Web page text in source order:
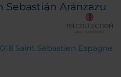
Sebastián Aránzazu
Saint Sébastien Espagne